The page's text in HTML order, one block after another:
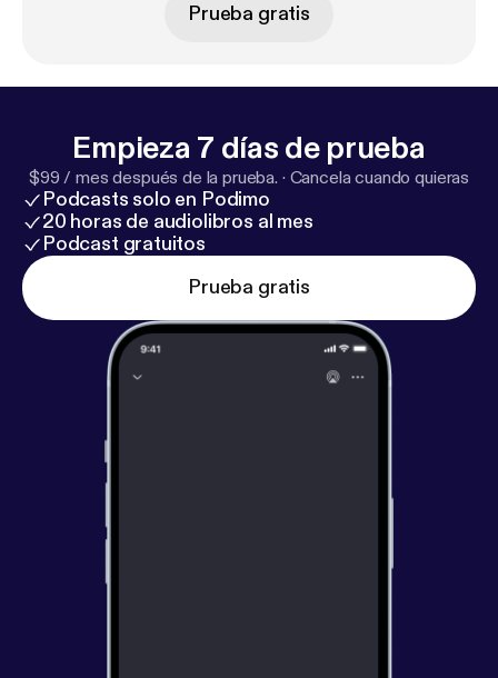
Prueba gratis
Empieza 7 días de prueba
$99 / mes después de la prueba. · Cancela cuando quieras
Podcasts solo en Podimo
20 horas de audiolibros al mes
Podcast gratuitos
Prueba gratis